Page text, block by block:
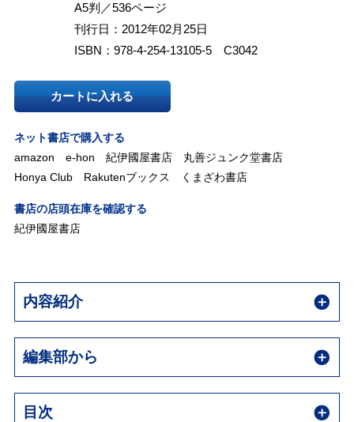
A5判／536ページ
刊行日：2012年02月25日
ISBN：978-4-254-13105-5 C3042
カートに入れる
ネット書店で購入する
amazon
e-hon 紀伊國屋書店
丸善ジュンク堂書店
Honya Club
Rakutenブックス くまざわ書店
書店の店頭在庫を確認する
紀伊國屋書店
内容紹介
編集部から
目次